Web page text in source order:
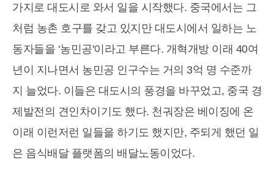
가지로 대도시로 와서 일을 시작했다. 중국에서는 그
처럼 농촌 호구를 갖고 있지만 대도시에서 일하는 노
동자들을 ‘농민공'이라고 부른다. 개혁개방 이래 40여
년이 지나면서 농민공 인구수는 거의 3억 명 수준까
지 늘었다. 이들은 대도시의 풍경을 바꾸었고, 중국 경
제발전의 견인차이기도 했다. 천궈장은 베이징에 온
이래 이런저런 일들을 하기도 했지만, 주되게 했던 일
은 음식배달 플랫폼의 배달노동이었다.